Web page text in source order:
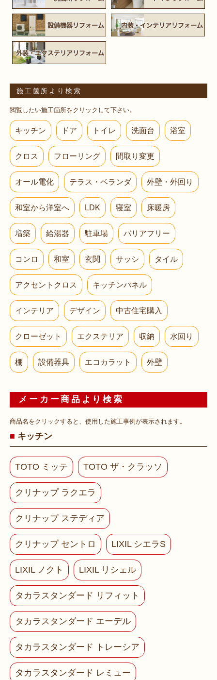
施工箇所より検索
閲覧したい施工箇所をクリックして下さい。
キッチン ドア トイレ 洗面台 浴室
クロス フローリング 間取り変更
オール電化 テラス・ベランダ 外壁・外回り
和室から洋室へ LDK 寝室 床暖房
増築 給湯器 駐車場 バリアフリー
コンロ 和室 玄関 サッシ タイル
アクセントクロス キッチンパネル
インテリア デザイン 中古住宅購入
クローゼット エクステリア 収納 水回り
棚 設備器具 エコカラット 外壁
メーカー商品より検索
商品名をクリックすると、使用した施工事例が表示されます。
キッチン
TOTO ミッテ TOTO ザ・クラッソ
クリナップ ラクエラ
クリナップ ステディア
クリナップ セントロ LIXIL シエラS
LIXIL ノクト LIXIL リシェル
タカラスタンダード リフィット
タカラスタンダード エーデル
タカラスタンダード トレーシア
タカラスタンダード レミュー